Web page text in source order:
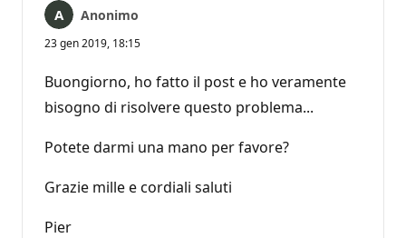
Anonimo
23 gen 2019, 18:15
Buongiorno, ho fatto il post e ho veramente
bisogno di risolvere questo problema...
Potete darmi una mano per favore?
Grazie mille e cordiali saluti
Pier